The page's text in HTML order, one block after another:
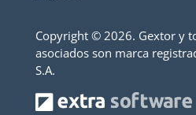
Copyright © 2026. Gextor y
asociados son marca
S.A.